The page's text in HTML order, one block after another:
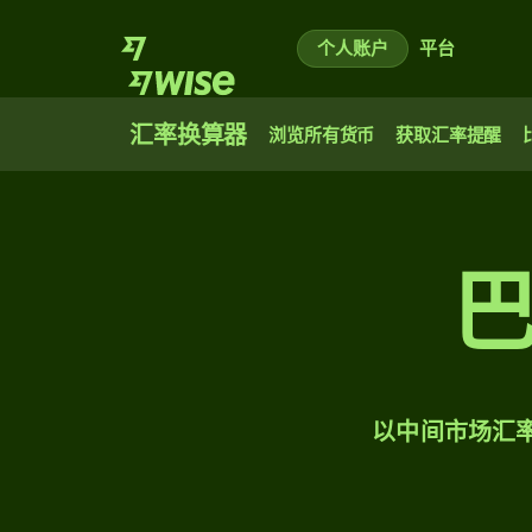
个人账户 平台
汇率换算器 浏览所有货币 获取汇率提醒
以中间市场汇